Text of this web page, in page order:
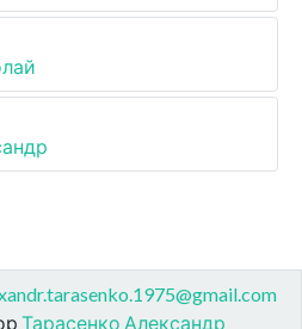
Тарасенко Александр